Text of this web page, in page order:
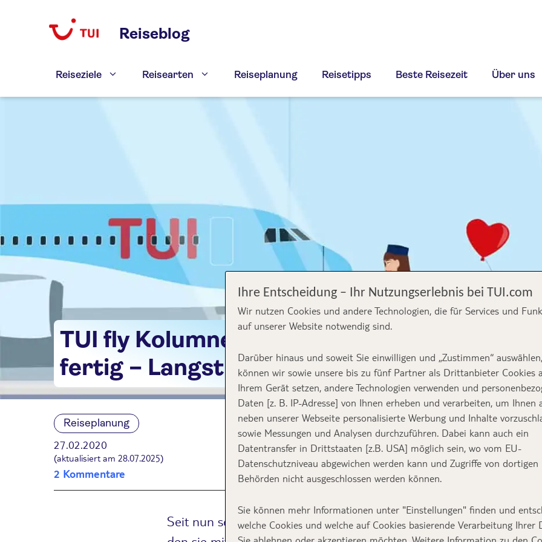
Reiseblog
Reiseziele Reisearten Reiseplanung Reisetipps Beste Reisezeit Über uns
TUI fly Kolumne: Auf die Plätze –
fertig – Langstrecke!
Reiseplanung
27.02.2020
(aktualisiert am 28.07.2025)
2 Kommentare
Text: Marlene
Seit nun schon 4 Jahren arbeitet Marlene als Flugbegleiterin bei
Ihre Entscheidung – Ihr Nutzungserlebnis bei TUI.com
Wir nutzen Cookies und andere Technologien, die für Services und
auf unserer Website notwendig sind.
Darüber hinaus und soweit Sie einwilligen und „Zustimmen“ auswählen,
können wir sowie unsere bis zu fünf Partner als Drittanbieter Cookies
Ihrem Gerät setzen, andere Technologien verwenden und
Daten [z. B. IP-Adresse] von Ihnen erheben und verarbeiten, um Ihnen
neben unserer Webseite personalisierte Werbung und Inhalte
sowie Messungen und Analysen durchzuführen. Dabei kann auch ein
Datentransfer in Drittstaaten [z.B. USA] möglich sein, wo vom EU-
Datenschutzniveau abgewichen werden kann und Zugriffe von dortigen
Behörden nicht ausgeschlossen werden können.
Sie können mehr Informationen unter "Einstellungen" finden und
welche Cookies und welche auf Cookies basierende Verarbeitung Ihrer